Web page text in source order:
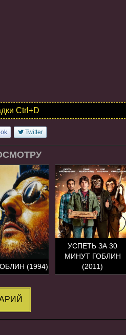
Ctrl+D
Twitter
(1994)
УСПЕТЬ ЗА 30
МИНУТ ГОБЛИН
(2011)